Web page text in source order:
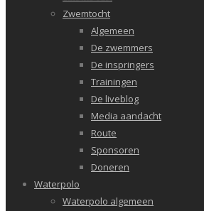
Zwemtocht
Algemeen
De zwemmers
De inspringers
Trainingen
De liveblog
Media aandacht
Route
Sponsoren
Doneren
Waterpolo
Waterpolo algemeen